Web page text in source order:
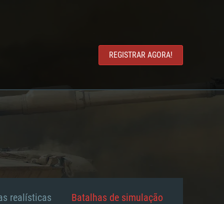
REGISTRAR AGORA!
realísticas Batalhas de simulação